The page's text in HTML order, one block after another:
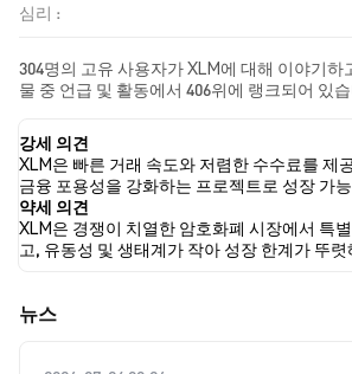
심리 :
304명의 고유 사용자가 XLM에 대해 이야기하
물 중 언급 및 활동에서 406위에 랭크되어 있
으로, XLM에 대한 뉴스 기사 0건이 게시되었
36.21%의 트윗이 강세 감정을, 10.85%의 트윗
니다. 52.94%의 트윗은 XLM에 대해 중립적인
이 감정 분석은 544개의 트윗을 기반으로 합니
강세 의견
XLM은 빠른 거래 속도와 저렴한 수수료를 제
금융 포용성을 강화하는 프로젝트로 성장 가
약세 의견
XLM은 경쟁이 치열한 암호화폐 시장에서 특
고, 유동성 및 생태계가 작아 성장 한계가 뚜
뉴스